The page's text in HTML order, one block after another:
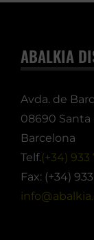
ABALKIA
Avda. de
08690 Santa
Barcelona
Telf.(+34) 933
Fax: (+34)